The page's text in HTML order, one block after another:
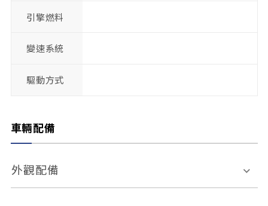
引擎燃料
變速系統
驅動方式
車輛配備
外觀配備